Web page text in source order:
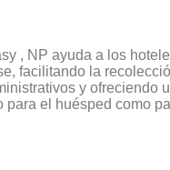
, NP ayuda a los
facilitando la
y ofreciendo
el huésped como